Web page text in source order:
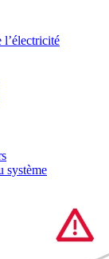
l’électricité
système